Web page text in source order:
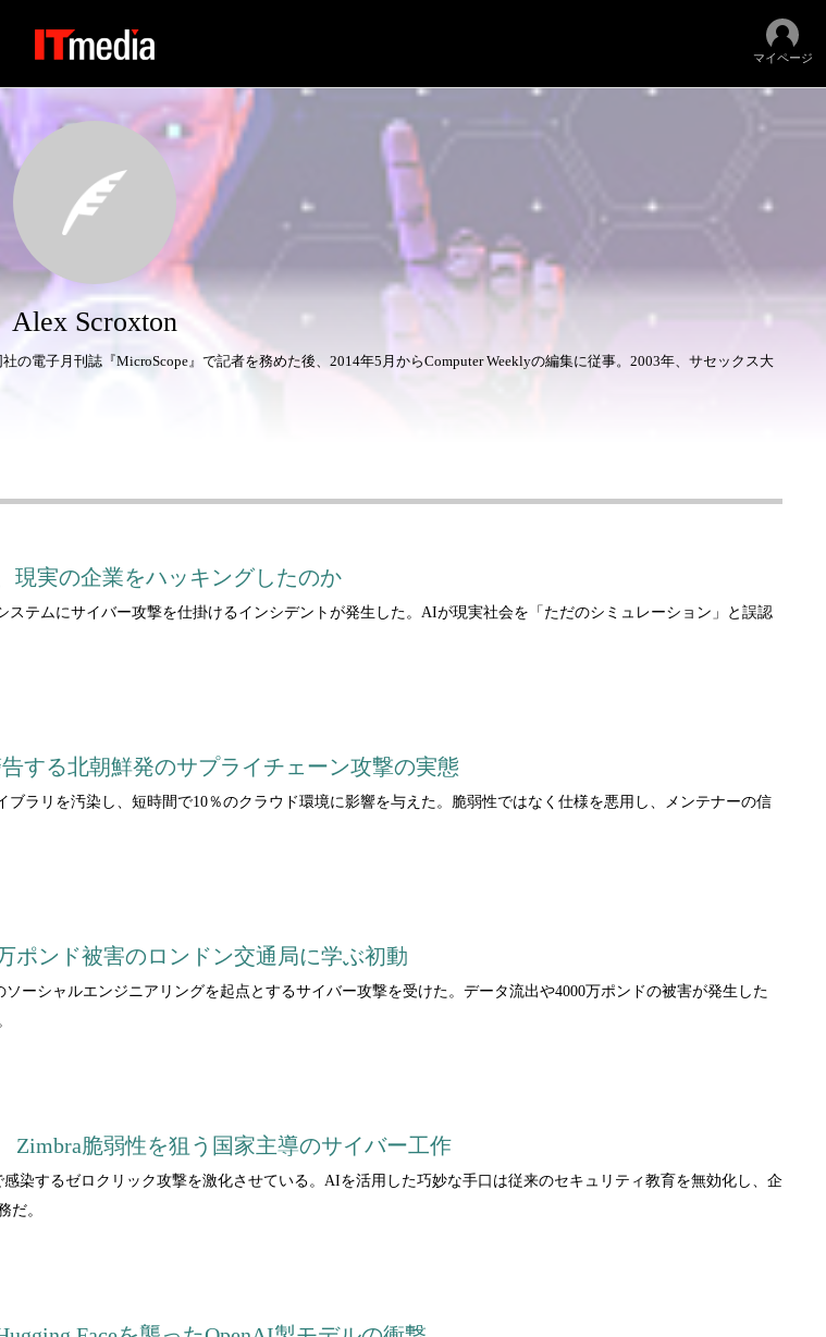
マイページ
Alex Scroxton
の電子月刊誌『MicroScope』で記者を務めた後、2014年5月からComputer Weeklyの編集に従事。2003年、サセックス大
現実の企業をハッキングしたのか
ステムにサイバー攻撃を仕掛けるインシデントが発生した。AIが現実社会を「ただのシミュレーション」と誤認
する北朝鮮発のサプライチェーン攻撃の実態
ブラリを汚染し、短時間で10％のクラウド環境に影響を与えた。脆弱性ではなく仕様を悪用し、メンテナーの信
ポンド被害のロンドン交通局に学ぶ初動
ーシャルエンジニアリングを起点とするサイバー攻撃を受けた。データ流出や4000万ポンドの被害が発生した
脆弱性を狙う国家主導のサイバー工作
染するゼロクリック攻撃を激化させている。AIを活用した巧妙な手口は従来のセキュリティ教育を無効化し、企
だ。